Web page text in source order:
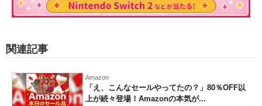
関連記事
Amazon
「え、こんなセールやってたの？」80％OFF以
上が続々登場！Amazonの本気が...